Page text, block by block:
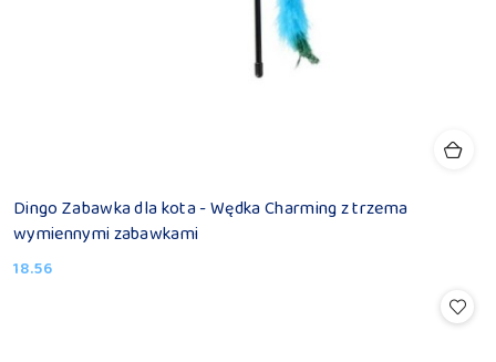
Dingo Zabawka dla kota - Wędka Charming z trzema
wymiennymi zabawkami
Cena:
18.56